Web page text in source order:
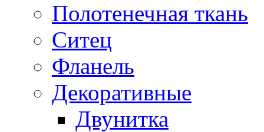
Полотенечная ткань
Ситец
Фланель
Декоративные
Двунитка